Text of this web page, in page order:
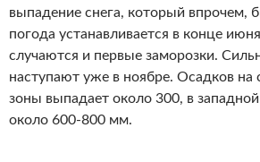
выпадение снега, который впрочем,
погода устанавливается в конце
случаются и первые заморозки.
наступают уже в ноябре. Осадков на
зоны выпадает около 300, в
около 600-800 мм.